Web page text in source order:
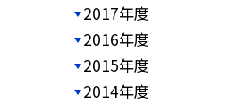
2017年度
2016年度
2015年度
2014年度